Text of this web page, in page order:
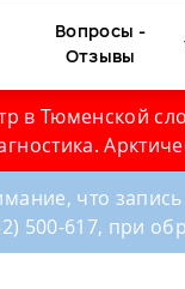
Вопросы -
Отзывы
в Тюменской
что
500-617, при